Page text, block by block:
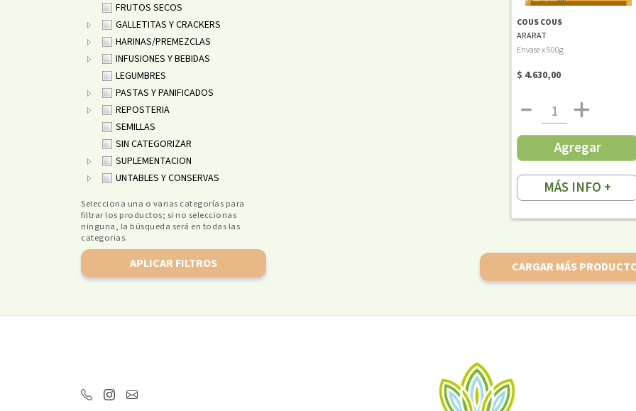
FRUTOS SECOS
GALLETITAS Y CRACKERS
HARINAS/PREMEZCLAS
INFUSIONES Y BEBIDAS
LEGUMBRES
PASTAS Y PANIFICADOS
REPOSTERIA
SEMILLAS
SIN CATEGORIZAR
SUPLEMENTACION
UNTABLES Y CONSERVAS
Selecciona una o varias categorías para
filtrar los productos; si no seleccionas
ninguna, la búsqueda será en todas las
categorias.
APLICAR FILTROS
COUS COUS
ARARAT
Envase x 500g
$ 4.630,00
Agregar
MÁS INFO +
CARGAR MÁS